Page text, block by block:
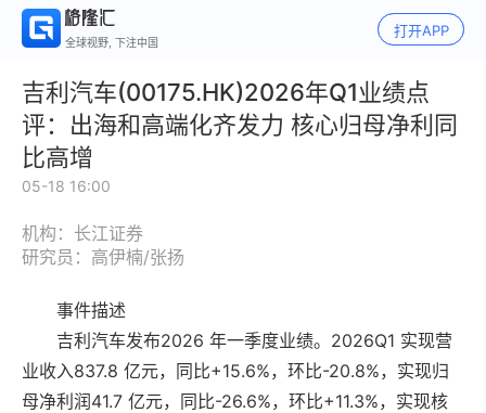
全球视野, 下注中国
打开APP
吉利汽车(00175.HK)2026年Q1业绩点
评：出海和高端化齐发力 核心归母净利同
比高增
05-18 16:00
机构：长江证券
研究员：高伊楠/张扬
事件描述
吉利汽车发布2026 年一季度业绩。2026Q1 实现营
业收入837.8 亿元，同比+15.6%，环比-20.8%，实现归
母净利润41.7 亿元，同比-26.6%，环比+11.3%，实现核